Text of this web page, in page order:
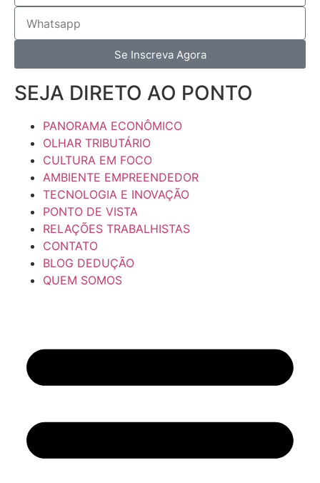
Se Inscreva Agora
SEJA DIRETO AO PONTO
PANORAMA ECONÔMICO
OLHAR TRIBUTÁRIO
CULTURA EM FOCO
AMBIENTE EMPREENDEDOR
TECNOLOGIA E INOVAÇÃO
PONTO DE VISTA
RELAÇÕES TRABALHISTAS
CONTATO
BLOG DEDUÇÃO
QUEM SOMOS